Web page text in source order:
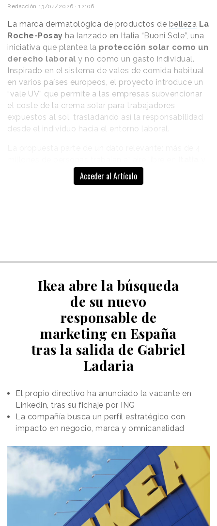
Redacción 13/04/2026 · 12:06
La marca dermatológica de productos de belleza La
Roche-Posay ha lanzado en Italia “Buoni Sole”, una
iniciativa que plantea la protección solar como un
derecho laboral y no como un gasto individual.
Inspirado en el sistema de vales de comida habitual
en varios países europeos, el proyecto introduce un
“vale UV” que permite a las empresas subvencionar
el coste de la crema solar para trabajadores
expuestos al sol, trasladando así la responsabilidad
desde el individuo hacia el entorno laboral.
presentan un riesgo significativamente mayor de
cáncer de piel. Sin embargo, más de la
traslada el mecanismo conocido los buoni pasto
(vales de comida) al ámbito de la
forma, las empresas contribuyen económicamente
al acceso a protectores solares, convirtiendo un
de redefinir la percepción de la
protección solar
como parte del equipamiento básico de
, al mismo nivel que un casco o un chaleco
reflectante.
Para impulsar su adopción, La Roche-Posay ha
activado un programa piloto con empresas de
Acceder al Artículo
Ikea abre la búsqueda
de su nuevo
responsable de
marketing en España
tras la salida de Gabriel
Ladaria
El propio directivo ha anunciado la vacante en
Linkedin, tras su fichaje por ING
La compañía busca un perfil estratégico con
impacto en negocio, marca y omnicanalidad